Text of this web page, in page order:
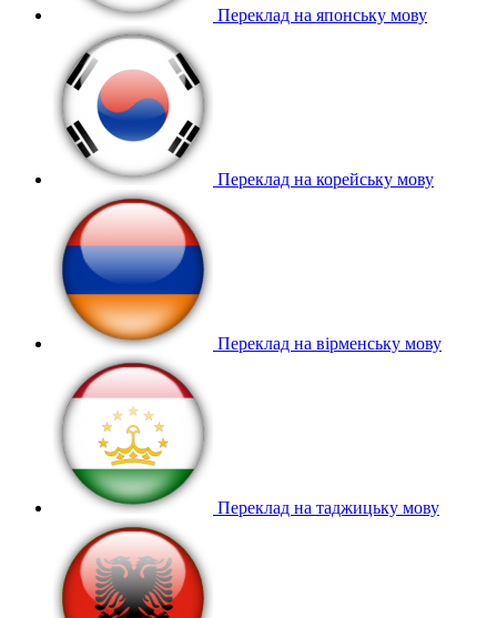
Переклад на японську мову
Переклад на корейську мову
Переклад на вірменську мову
Переклад на таджицьку мову